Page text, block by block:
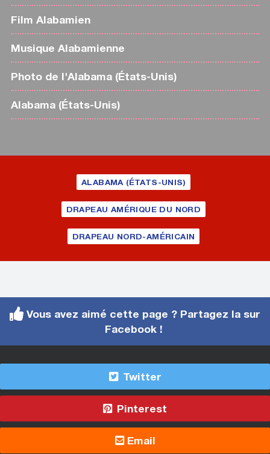
Film Alabamien
Musique Alabamienne
Photo de l'Alabama (États-Unis)
Alabama (États-Unis)
ALABAMA (ÉTATS-UNIS)
DRAPEAU AMÉRIQUE DU NORD
DRAPEAU NORD-AMÉRICAIN
Vous avez aimé cette page ? Partagez la sur
Facebook !
Twitter
Pinterest
Email